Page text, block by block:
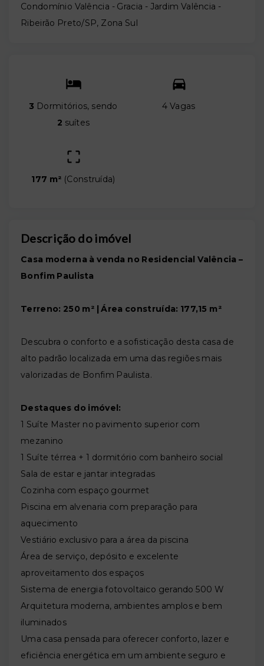
Condomínio Valência - Gracia - Jardim Valência -
Ribeirão Preto/SP, Zona Sul
3 Dormitórios, sendo
2 suítes
4 Vagas
177 m² (Construída)
Descrição do imóvel
Casa moderna à venda no Residencial Valência –
Bonfim Paulista
Terreno: 250 m² | Área construída: 177,15 m²
Descubra o conforto e a sofisticação desta casa de
alto padrão localizada em uma das regiões mais
valorizadas de Bonfim Paulista.
Destaques do imóvel:
1 Suíte Master no pavimento superior com
mezanino
1 Suíte térrea + 1 dormitório com banheiro social
Sala de estar e jantar integradas
Cozinha com espaço gourmet
Piscina em alvenaria com preparação para
aquecimento
Vestiário exclusivo para a área da piscina
Área de serviço, depósito e excelente
aproveitamento dos espaços
Sistema de energia fotovoltaico gerando 500 W
Arquitetura moderna, ambientes amplos e bem
iluminados
Uma casa pensada para oferecer conforto, lazer e
eficiência energética em um ambiente seguro e